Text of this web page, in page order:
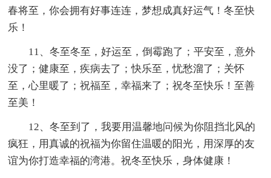
春将至，你会拥有好事连连，梦想成真好运气！冬至快
乐！
11、冬至冬至，好运至，倒霉跑了；平安至，意外
没了；健康至，疾病去了；快乐至，忧愁溜了；关怀
至，心里暖了；祝福至，幸福来了；祝冬至快乐！至善
至美！
12、冬至到了，我要用温馨地问候为你阻挡北风的
疯狂，用真诚的祝福为你留住温暖的阳光，用深厚的友
谊为你打造幸福的湾港。祝冬至快乐，身体健康！